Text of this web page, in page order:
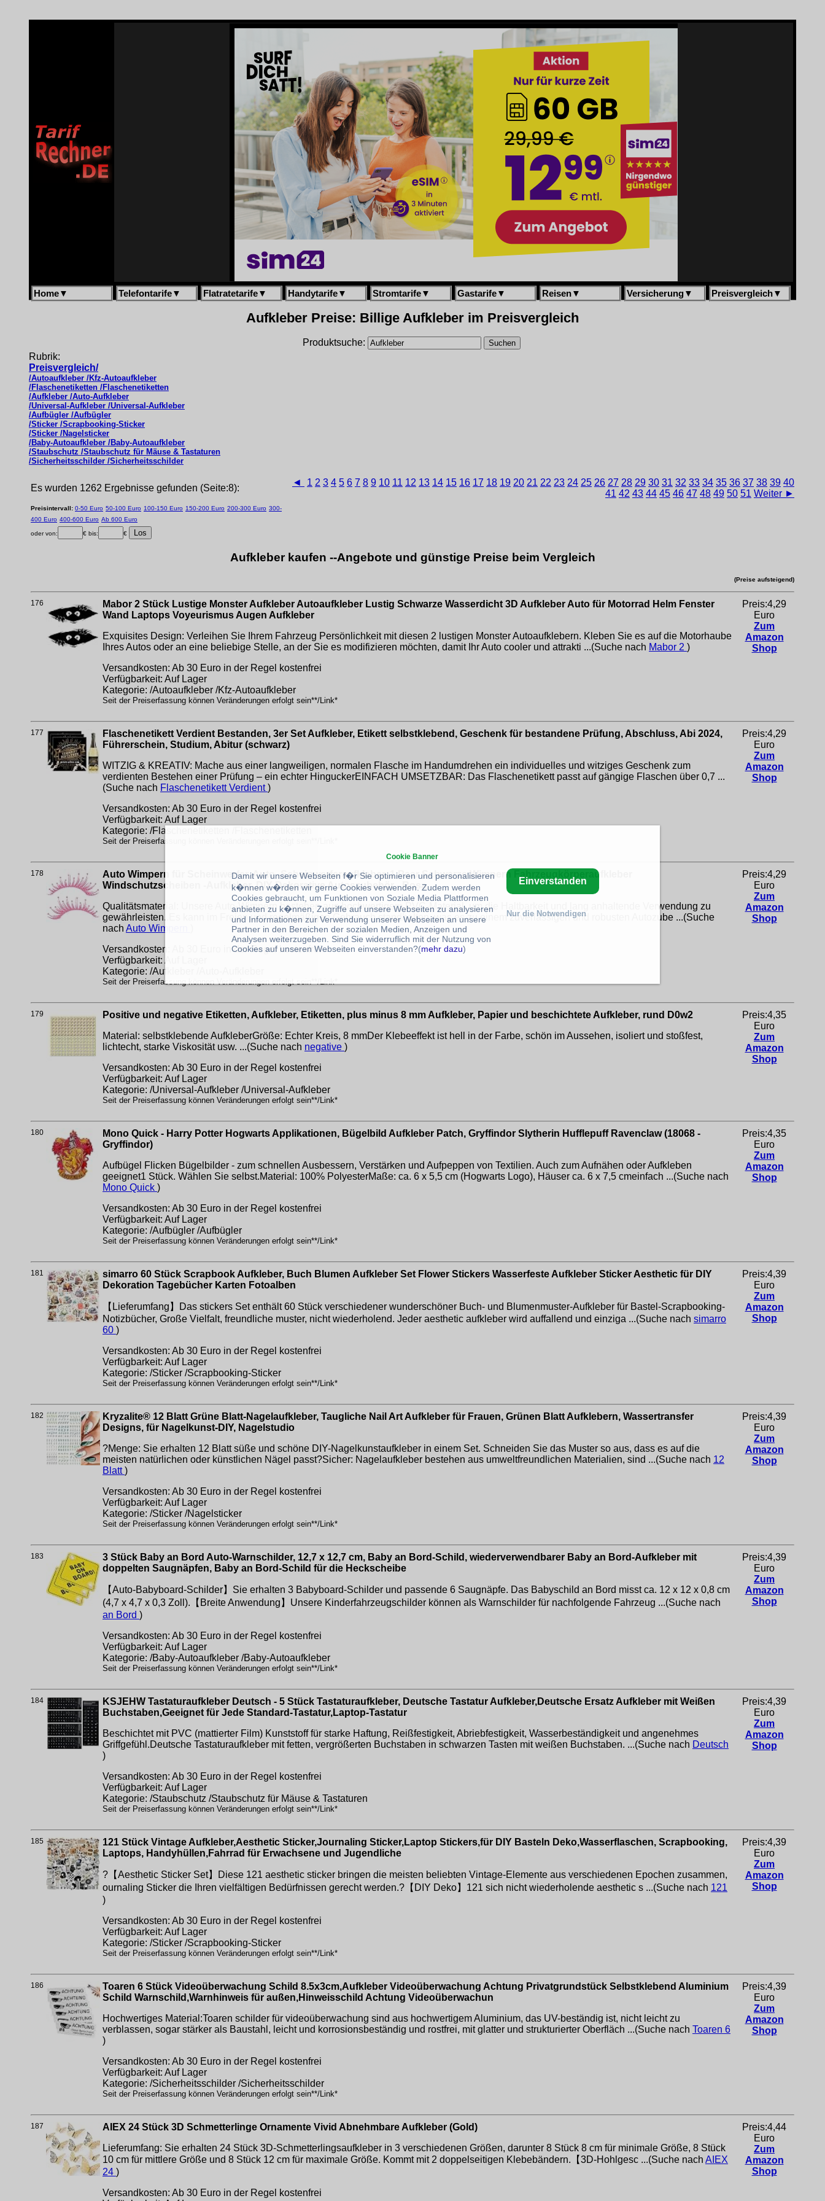
Home▼ Telefontarife▼ Flatratetarife▼ Handytarife▼ Stromtarife▼ Gastarife▼ Reisen▼ Versicherung▼ Preisvergleich▼
Aufkleber Preise: Billige Aufkleber im Preisvergleich
Produktsuche:
Rubrik:
Preisvergleich/
/Autoaufkleber /Kfz-Autoaufkleber
/Flaschenetiketten /Flaschenetiketten
/Aufkleber /Auto-Aufkleber
/Universal-Aufkleber /Universal-Aufkleber
/Aufbügler /Aufbügler
/Sticker /Scrapbooking-Sticker
/Sticker /Nagelsticker
/Baby-Autoaufkleber /Baby-Autoaufkleber
/Staubschutz /Staubschutz für Mäuse & Tastaturen
/Sicherheitsschilder /Sicherheitsschilder
Es wurden 1262 Ergebnisse gefunden (Seite:8):
◄ 1 2 3 4 5 6 7 8 9 10 11 12 13 14 15 16 17 18 19 20 21 22 23 24 25 26 27 28 29 30 31 32 33 34 35 36 37 38 39 40
41 42 43 44 45 46 47 48 49 50 51 Weiter ►
Preisintervall: 0-50 Euro 50-100 Euro 100-150 Euro 150-200 Euro 200-300 Euro 300-
400 Euro 400-600 Euro Ab 600 Euro
oder von: € bis: €
Aufkleber kaufen --Angebote und günstige Preise beim Vergleich
(Preise aufsteigend)
176
Mabor 2 Stück Lustige Monster Aufkleber Autoaufkleber Lustig Schwarze Wasserdicht 3D Aufkleber Auto für Motorrad Helm Fenster
Wand Laptops Voyeurismus Augen Aufkleber
Exquisites Design: Verleihen Sie Ihrem Fahrzeug Persönlichkeit mit diesen 2 lustigen Monster Autoaufklebern. Kleben Sie es auf die Motorhaube
Ihres Autos oder an eine beliebige Stelle, an der Sie es modifizieren möchten, damit Ihr Auto cooler und attrakti ...(Suche nach Mabor 2 )
Versandkosten: Ab 30 Euro in der Regel kostenfrei
Verfügbarkeit: Auf Lager
Kategorie: /Autoaufkleber /Kfz-Autoaufkleber
Seit der Preiserfassung können Veränderungen erfolgt sein**/Link*
Preis:4,29
Euro
Zum
Amazon
Shop
177
Flaschenetikett Verdient Bestanden, 3er Set Aufkleber, Etikett selbstklebend, Geschenk für bestandene Prüfung, Abschluss, Abi 2024,
Führerschein, Studium, Abitur (schwarz)
WITZIG & KREATIV: Mache aus einer langweiligen, normalen Flasche im Handumdrehen ein individuelles und witziges Geschenk zum
verdienten Bestehen einer Prüfung – ein echter HinguckerEINFACH UMSETZBAR: Das Flaschenetikett passt auf gängige Flaschen über 0,7 ...
(Suche nach Flaschenetikett Verdient)
Versandkosten: Ab 30 Euro in der Regel kostenfrei
Verfügbarkeit: Auf Lager
Kategorie: /Flaschenetiketten /Flaschenetiketten
Seit der Preiserfassung können Veränderungen erfolgt sein**/Link*
Preis:4,29
Euro
Zum
Amazon
Shop
178
Auto Wimpern für Scheinwerfer, Auto -Scheinwerferaufkleber, 1 Paar Schwarze Wimpern Fahrzeugkörperaufkleber
Windschutzscheiben -Aufkleber, DIY Dekorative Autoszubehör - Rosa
Qualitätsmaterial: Unsere Auto-Wimpern bestehen aus hochwertigem PVC-Material, um die Haltbarkeit und lang anhaltende Verwendung zu
gewährleisten..Es kann im Freien und regelmäßigen Gebrauch standhalten, was es zu einem zuverlässigen und robusten Autozube ...(Suche
nach Auto Wimpern
Versandkosten: Ab 30 Euro in der Regel kostenfrei
Verfügbarkeit: Auf Lager
Kategorie: /Aufkleber /Auto-Aufkleber
Seit der Preiserfassung können Veränderungen erfolgt sein**/Link*
Preis:4,29
Euro
Zum
Amazon
Shop
179
Positive und negative Etiketten, Aufkleber, Etiketten, plus minus 8 mm Aufkleber, Papier und beschichtete Aufkleber, rund D0w2
Material: selbstklebende AufkleberGröße: Echter Kreis, 8 mmDer Klebeeffekt ist hell in der Farbe, schön im Aussehen, isoliert und stoßfest,
lichtecht, starke Viskosität usw. ...(Suche nach negative )
Versandkosten: Ab 30 Euro in der Regel kostenfrei
Verfügbarkeit: Auf Lager
Kategorie: /Universal-Aufkleber /Universal-Aufkleber
Seit der Preiserfassung können Veränderungen erfolgt sein**/Link*
Preis:4,35
Euro
Zum
Amazon
Shop
180
Mono Quick - Harry Potter Hogwarts Applikationen, Bügelbild Aufkleber Patch, Gryffindor Slytherin Hufflepuff Ravenclaw (18068 -
Gryffindor)
Aufbügel Flicken Bügelbilder - zum schnellen Ausbessern, Verstärken und Aufpeppen von Textilien. Auch zum Aufnähen oder Aufkleben
geeignet1 Stück. Wählen Sie selbst.Material: 100% PolyesterMaße: ca. 6 x 5,5 cm (Hogwarts Logo), Häuser ca. 6 x 7,5 cmeinfach ...(Suche nach
Mono Quick )
Versandkosten: Ab 30 Euro in der Regel kostenfrei
Verfügbarkeit: Auf Lager
Kategorie: /Aufbügler /Aufbügler
Seit der Preiserfassung können Veränderungen erfolgt sein**/Link*
Preis:4,35
Euro
Zum
Amazon
Shop
181
simarro 60 Stück Scrapbook Aufkleber, Buch Blumen Aufkleber Set Flower Stickers Wasserfeste Aufkleber Sticker Aesthetic für DIY
Dekoration Tagebücher Karten Fotoalben
【Lieferumfang】Das stickers Set enthält 60 Stück verschiedener wunderschöner Buch- und Blumenmuster-Aufkleber für Bastel-Scrapbooking-
Notizbücher, Große Vielfalt, freundliche muster, nicht wiederholend. Jeder aesthetic aufkleber wird auffallend und einziga ...(Suche nach simarro
60 )
Versandkosten: Ab 30 Euro in der Regel kostenfrei
Verfügbarkeit: Auf Lager
Kategorie: /Sticker /Scrapbooking-Sticker
Seit der Preiserfassung können Veränderungen erfolgt sein**/Link*
Preis:4,39
Euro
Zum
Amazon
Shop
182
Kryzalite® 12 Blatt Grüne Blatt-Nagelaufkleber, Taugliche Nail Art Aufkleber für Frauen, Grünen Blatt Aufklebern, Wassertransfer
Designs, für Nagelkunst-DIY, Nagelstudio
?Menge: Sie erhalten 12 Blatt süße und schöne DIY-Nagelkunstaufkleber in einem Set. Schneiden Sie das Muster so aus, dass es auf die
meisten natürlichen oder künstlichen Nägel passt?Sicher: Nagelaufkleber bestehen aus umweltfreundlichen Materialien, sind ...(Suche nach 12
Blatt)
Versandkosten: Ab 30 Euro in der Regel kostenfrei
Verfügbarkeit: Auf Lager
Kategorie: /Sticker /Nagelsticker
Seit der Preiserfassung können Veränderungen erfolgt sein**/Link*
Preis:4,39
Euro
Zum
Amazon
Shop
183
3 Stück Baby an Bord Auto-Warnschilder, 12,7 x 12,7 cm, Baby an Bord-Schild, wiederverwendbarer Baby an Bord-Aufkleber mit
doppelten Saugnäpfen, Baby an Bord-Schild für die Heckscheibe
【Auto-Babyboard-Schilder】Sie erhalten 3 Babyboard-Schilder und passende 6 Saugnäpfe. Das Babyschild an Bord misst ca. 12 x 12 x 0,8 cm
(4,7 x 4,7 x 0,3 Zoll).【Breite Anwendung】Unsere Kinderfahrzeugschilder können als Warnschilder für nachfolgende Fahrzeug ...(Suche nach
an Bord )
Versandkosten: Ab 30 Euro in der Regel kostenfrei
Verfügbarkeit: Auf Lager
Kategorie: /Baby-Autoaufkleber /Baby-Autoaufkleber
Seit der Preiserfassung können Veränderungen erfolgt sein**/Link*
Preis:4,39
Euro
Zum
Amazon
Shop
184
KSJEHW Tastaturaufkleber Deutsch - 5 Stück Tastaturaufkleber, Deutsche Tastatur Aufkleber,Deutsche Ersatz Aufkleber mit Weißen
Buchstaben,Geeignet für Jede Standard-Tastatur,Laptop-Tastatur
Beschichtet mit PVC (mattierter Film) Kunststoff für starke Haftung, Reißfestigkeit, Abriebfestigkeit, Wasserbeständigkeit und angenehmes
Griffgefühl.Deutsche Tastaturaufkleber mit fetten, vergrößerten Buchstaben in schwarzen Tasten mit weißen Buchstaben. ...(Suche nach Deutsch
)
Versandkosten: Ab 30 Euro in der Regel kostenfrei
Verfügbarkeit: Auf Lager
Kategorie: /Staubschutz /Staubschutz für Mäuse & Tastaturen
Seit der Preiserfassung können Veränderungen erfolgt sein**/Link*
Preis:4,39
Euro
Zum
Amazon
Shop
185
121 Stück Vintage Aufkleber,Aesthetic Sticker,Journaling Sticker,Laptop Stickers,für DIY Basteln Deko,Wasserflaschen, Scrapbooking,
Laptops, Handyhüllen,Fahrrad für Erwachsene und Jugendliche
?【Aesthetic Sticker Set】Diese 121 aesthetic sticker bringen die meisten beliebten Vintage-Elemente aus verschiedenen Epochen zusammen,
ournaling Sticker die Ihren vielfältigen Bedürfnissen gerecht werden.?【DIY Deko】121 sich nicht wiederholende aesthetic s ...(Suche nach 121
)
Versandkosten: Ab 30 Euro in der Regel kostenfrei
Verfügbarkeit: Auf Lager
Kategorie: /Sticker /Scrapbooking-Sticker
Seit der Preiserfassung können Veränderungen erfolgt sein**/Link*
Preis:4,39
Euro
Zum
Amazon
Shop
186
Toaren 6 Stück Videoüberwachung Schild 8.5x3cm,Aufkleber Videoüberwachung Achtung Privatgrundstück Selbstklebend Aluminium
Schild Warnschild,Warnhinweis für außen,Hinweisschild Achtung Videoüberwachun
Hochwertiges Material:Toaren schilder für videoüberwachung sind aus hochwertigem Aluminium, das UV-beständig ist, nicht leicht zu
verblassen, sogar stärker als Baustahl, leicht und korrosionsbeständig und rostfrei, mit glatter und strukturierter Oberfläch ...(Suche nach Toaren 6
)
Versandkosten: Ab 30 Euro in der Regel kostenfrei
Verfügbarkeit: Auf Lager
Kategorie: /Sicherheitsschilder /Sicherheitsschilder
Seit der Preiserfassung können Veränderungen erfolgt sein**/Link*
Preis:4,39
Euro
Zum
Amazon
Shop
187
AIEX 24 Stück 3D Schmetterlinge Ornamente Vivid Abnehmbare Aufkleber (Gold)
Lieferumfang: Sie erhalten 24 Stück 3D-Schmetterlingsaufkleber in 3 verschiedenen Größen, darunter 8 Stück 8 cm für minimale Größe, 8 Stück
10 cm für mittlere Größe und 8 Stück 12 cm für maximale Größe. Kommt mit 2 doppelseitigen Klebebändern.【3D-Hohlgesc ...(Suche nach AIEX
24 )
Versandkosten: Ab 30 Euro in der Regel kostenfrei
Preis:4,44
Euro
Zum
Amazon
Shop
Cookie Banner
Damit wir unsere Webseiten f�r Sie optimieren und personalisieren
k�nnen w�rden wir gerne Cookies verwenden. Zudem werden
Cookies gebraucht, um Funktionen von Soziale Media Plattformen
anbieten zu k�nnen, Zugriffe auf unsere Webseiten zu analysieren
und Informationen zur Verwendung unserer Webseiten an unsere
Partner in den Bereichen der sozialen Medien, Anzeigen und
Analysen weiterzugeben. Sind Sie widerruflich mit der Nutzung von
Cookies auf unseren Webseiten einverstanden?(mehr dazu)
Einverstanden
Nur die Notwendigen